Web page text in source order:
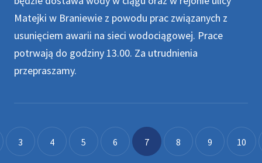
Matejki w Braniewie z powodu prac związanych z
usunięciem awarii na sieci wodociągowej. Prace
potrwają do godziny 13.00. Za utrudnienia
przepraszamy.
3 4 5 6 7 8 9 10